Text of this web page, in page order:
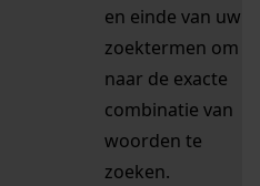
en einde van uw
zoektermen om
naar de exacte
combinatie van
woorden te
zoeken.